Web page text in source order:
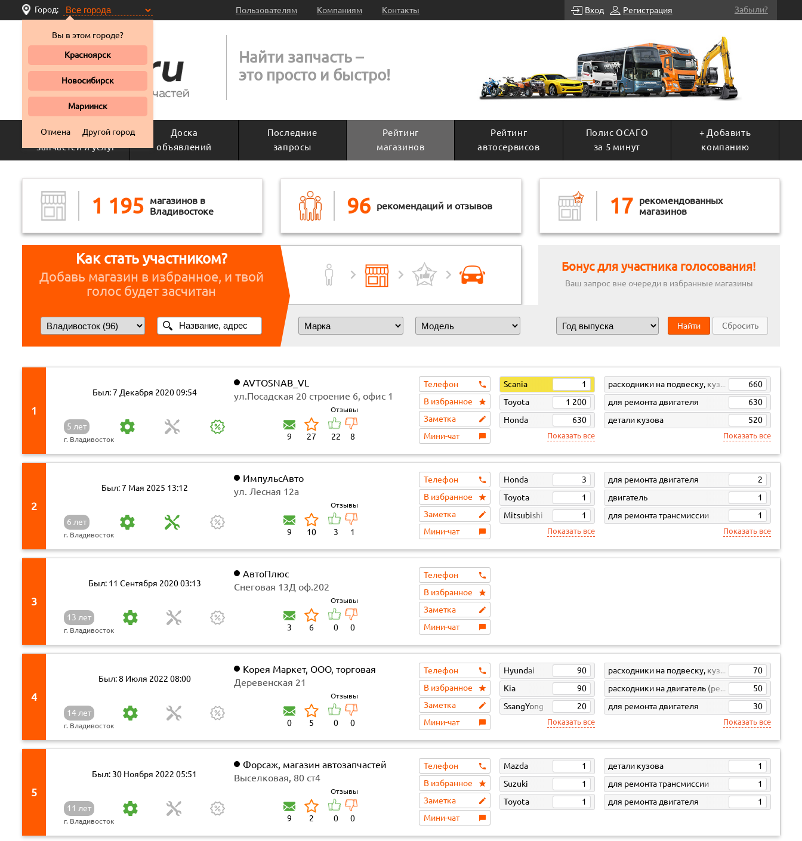
Город:
Вы в этом городе?
Красноярск
Новосибирск
Мариинск
Отмена Другой город
Пользователям Компаниям Контакты Вход Регистрация Забыли?
Найти запчасть –
это просто и быстро!
Поиск
запчастей и услуг
Доска
объявлений
Последние
запросы
Рейтинг
магазинов
Рейтинг
автосервисов
Полис ОСАГО
за 5 минут
+ Добавить
компанию
1 195
магазинов в
Владивостоке
96 рекомендаций и отзывов 17
рекомендованных
магазинов
Как стать участником?
Добавь магазин в избранное, и твой
голос будет засчитан
Бонус для участника голосования!
Ваш запрос вне очереди в избранные магазины
Найти Сбросить
1
Был: 7 Декабря 2020 09:54
5 лет
г. Владивосток
AVTOSNAB_VL
ул.Посадская 20 строение 6, офис 1
9 27
Отзывы
22 8
Телефон
В избранное
Заметка
Мини-чат
Scania
1
Toyota
1 200
Honda
630
Показать все
расходники на подвеску, кузов, кпп
660
для ремонта двигателя
630
детали кузова
520
Показать все
2
Был: 7 Мая 2025 13:12
6 лет
г. Владивосток
ИмпульсАвто
ул. Лесная 12а
9 10
Отзывы
3 1
Телефон
В избранное
Заметка
Мини-чат
Honda
3
Toyota
1
Mitsubishi
1
Показать все
для ремонта двигателя
2
двигатель
1
для ремонта трансмиссии
1
Показать все
3
Был: 11 Сентября 2020 03:13
13 лет
г. Владивосток
АвтоПлюс
Снеговая 13Д оф.202
3 6
Отзывы
0 0
Телефон
В избранное
Заметка
Мини-чат
4
Был: 8 Июля 2022 08:00
14 лет
г. Владивосток
Корея Маркет, ООО, торговая
компания
Деревенская 21
0 5
Отзывы
0 0
Телефон
В избранное
Заметка
Мини-чат
Hyundai
90
Kia
90
SsangYong
20
Показать все
расходники на подвеску, кузов, кпп
70
расходники на двигатель (ремни, свечи, фильтра)
50
для ремонта двигателя
30
Показать все
5
Был: 30 Ноября 2022 05:51
11 лет
г. Владивосток
Форсаж, магазин автозапчастей
Выселковая, 80 ст4
9 2
Отзывы
0 0
Телефон
В избранное
Заметка
Мини-чат
Mazda
1
Suzuki
1
Toyota
1
детали кузова
1
для ремонта трансмиссии
1
для ремонта двигателя
1